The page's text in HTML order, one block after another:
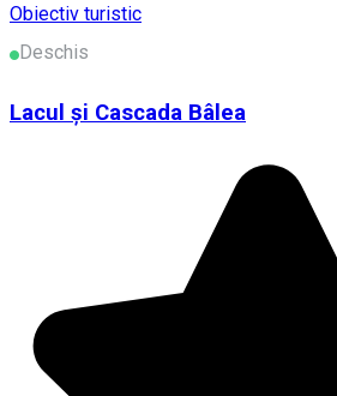
Obiectiv turistic
Deschis
Lacul și Cascada Bâlea